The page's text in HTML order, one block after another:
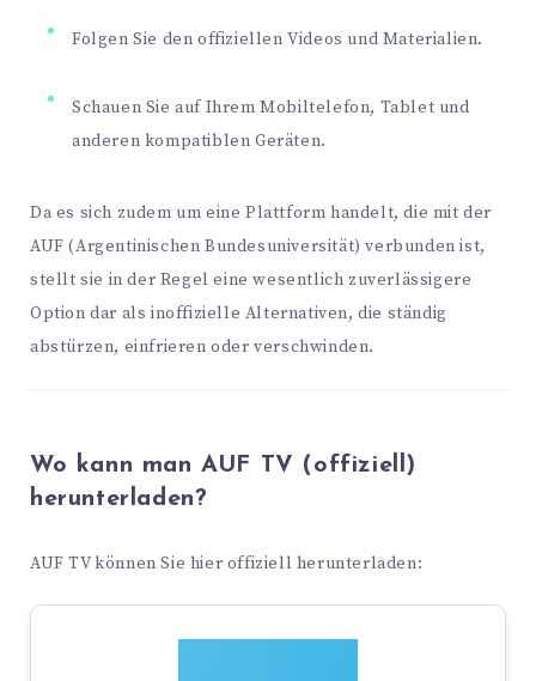
Folgen Sie den offiziellen Videos und Materialien.
Schauen Sie auf Ihrem Mobiltelefon, Tablet und
anderen kompatiblen Geräten.
Da es sich zudem um eine Plattform handelt, die mit der
AUF (Argentinischen Bundesuniversität) verbunden ist,
stellt sie in der Regel eine wesentlich zuverlässigere
Option dar als inoffizielle Alternativen, die ständig
abstürzen, einfrieren oder verschwinden.
Wo kann man AUF TV (offiziell)
herunterladen?
AUF TV können Sie hier offiziell herunterladen: